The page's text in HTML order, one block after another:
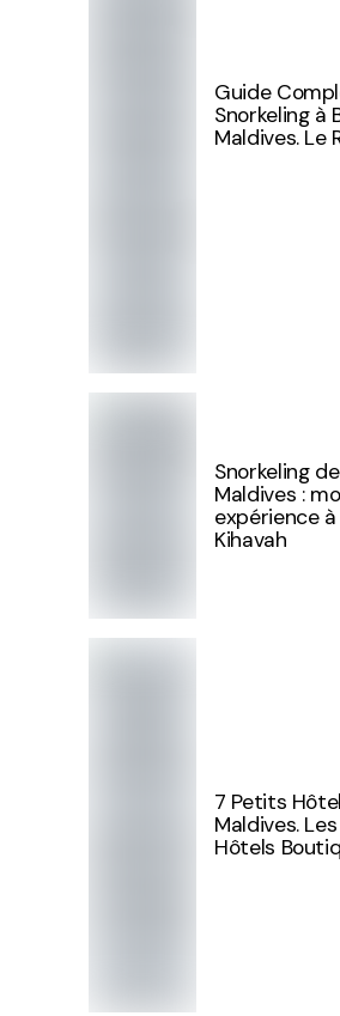
Guide
Snorkeling à
Maldives. Le
Snorkeling
Maldives :
expérience
Kihavah
7 Petits
Maldives.
Hôtels